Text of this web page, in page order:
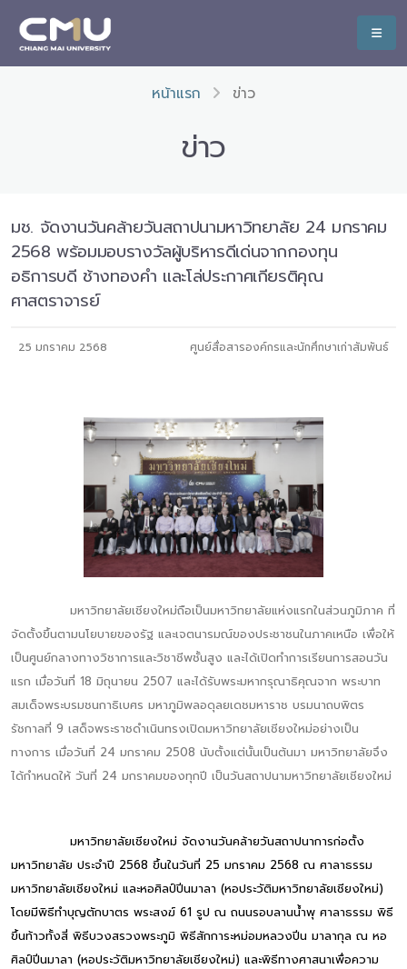
หน้าแรก ข่าว
ข่าว
มช. จัดงานวันคล้ายวันสถาปนามหาวิทยาลัย 24 มกราคม
2568 พร้อมมอบรางวัลผู้บริหารดีเด่นจากกองทุน
อธิการบดี ช้างทองคำ และโล่ประกาศเกียรติคุณ
ศาสตราจารย์
25 มกราคม 2568 ศูนย์สื่อสารองค์กรและนักศึกษาเก่าสัมพันธ์
มหาวิทยาลัยเชียงใหม่ถือเป็นมหาวิทยาลัยแห่งแรกในส่วนภูมิภาค ที่
จัดตั้งขึ้นตามนโยบายของรัฐ และเจตนารมณ์ของประชาชนในภาคเหนือ เพื่อให้
เป็นศูนย์กลางทางวิชาการและวิชาชีพชั้นสูง และได้เปิดทำการเรียนการสอนวัน
แรก เมื่อวันที่ 18 มิถุนายน 2507 และได้รับพระมหากรุณาธิคุณจาก พระบาท
สมเด็จพระบรมชนกาธิเบศร มหาภูมิพลอดุลยเดชมหาราช บรมนาถบพิตร
รัชกาลที่ 9 เสด็จพระราชดำเนินทรงเปิดมหาวิทยาลัยเชียงใหม่อย่างเป็น
ทางการ เมื่อวันที่ 24 มกราคม 2508 นับตั้งแต่นั้นเป็นต้นมา มหาวิทยาลัยจึง
ได้กำหนดให้ วันที่ 24 มกราคมของทุกปี เป็นวันสถาปนามหาวิทยาลัยเชียงใหม่
มหาวิทยาลัยเชียงใหม่ จัดงานวันคล้ายวันสถาปนาการก่อตั้ง
มหาวิทยาลัย ประจำปี 2568 ขึ้นในวันที่ 25 มกราคม 2568 ณ ศาลาธรรม
มหาวิทยาลัยเชียงใหม่ และหอศิลป์ปิ่นมาลา (หอประวัติมหาวิทยาลัยเชียงใหม่)
โดยมีพิธีทำบุญตักบาตร พระสงฆ์ 61 รูป ณ ถนนรอบลานน้ำพุ ศาลาธรรม พิธี
ขึ้นท้าวทั้งสี่ พิธีบวงสรวงพระภูมิ พิธีสักการะหม่อมหลวงปิ่น มาลากุล ณ หอ
ศิลป์ปิ่นมาลา (หอประวัติมหาวิทยาลัยเชียงใหม่) และพิธีทางศาสนาเพื่อความ